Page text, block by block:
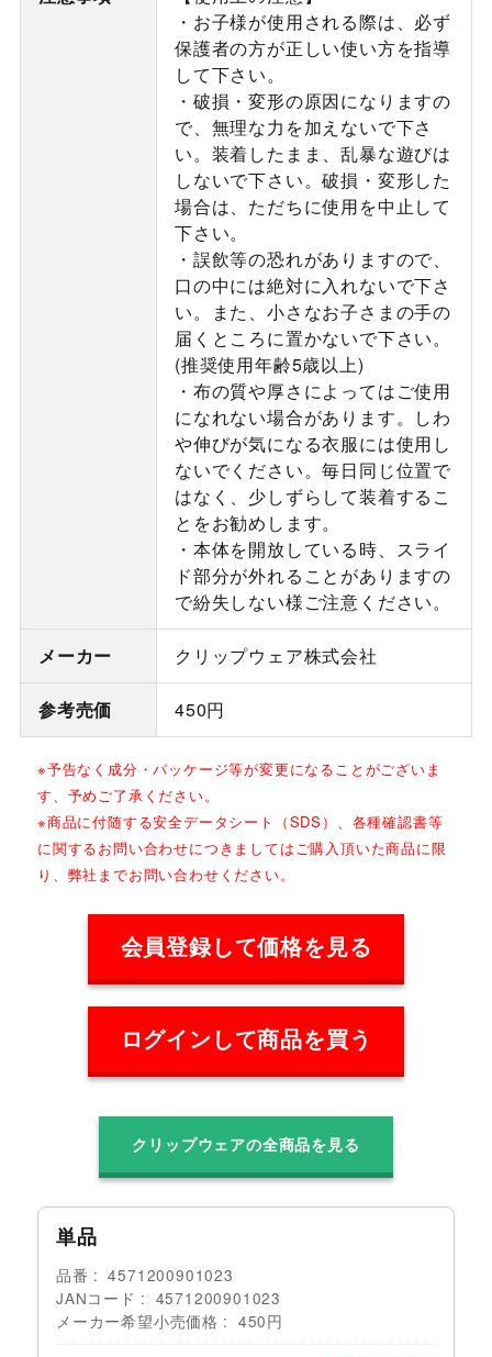
・お子様が使用される際は、必ず
保護者の方が正しい使い方を指導
して下さい。
・破損・変形の原因になりますの
で、無理な力を加えないで下さ
い。装着したまま、乱暴な遊びは
しないで下さい。破損・変形した
場合は、ただちに使用を中止して
下さい。
・誤飲等の恐れがありますので、
口の中には絶対に入れないで下さ
い。また、小さなお子さまの手の
届くところに置かないで下さい。
(推奨使用年齢5歳以上)
・布の質や厚さによってはご使用
になれない場合があります。しわ
や伸びが気になる衣服には使用し
ないでください。毎日同じ位置で
はなく、少しずらして装着するこ
とをお勧めします。
・本体を開放している時、スライ
ド部分が外れることがありますの
で紛失しない様ご注意ください。
メーカー クリップウェア株式会社
参考売価 450円
※予告なく成分・パッケージ等が変更になることがございま
す、予めご了承ください。
※商品に付随する安全データシート（SDS）、各種確認書等
に関するお問い合わせにつきましてはご購入頂いた商品に限
り、弊社までお問い合わせください。
会員登録して価格を見る
ログインして商品を買う
クリップウェアの全商品を見る
単品
品番
4571200901023
JANコード
4571200901023
メーカー希望小売価格
450円